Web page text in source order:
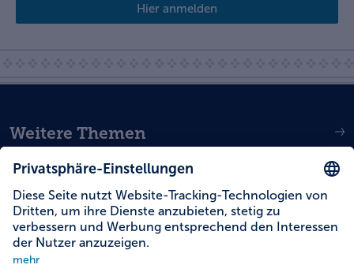
Hier anmelden
Social Media
Weitere Themen
Service